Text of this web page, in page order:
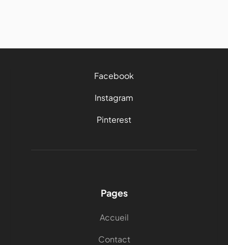
Facebook
Instagram
Pinterest
Pages
Accueil
Contact